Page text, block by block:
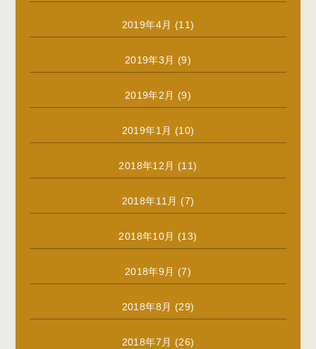
2019年4月 (11)
2019年3月 (9)
2019年2月 (9)
2019年1月 (10)
2018年12月 (11)
2018年11月 (7)
2018年10月 (13)
2018年9月 (7)
2018年8月 (29)
2018年7月 (26)